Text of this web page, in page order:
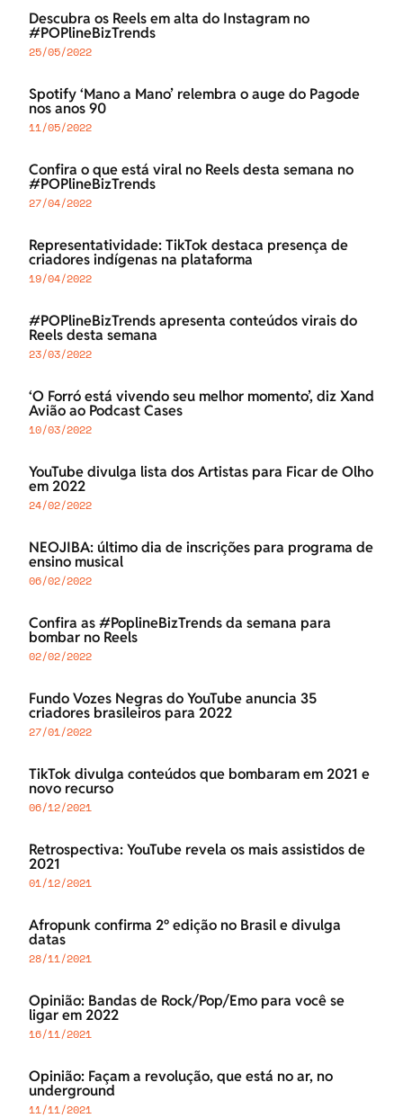
Descubra os Reels em alta do Instagram no
#POPlineBizTrends
25/05/2022
Spotify ‘Mano a Mano’ relembra o auge do Pagode
nos anos 90
11/05/2022
Confira o que está viral no Reels desta semana no
#POPlineBizTrends
27/04/2022
Representatividade: TikTok destaca presença de
criadores indígenas na plataforma
19/04/2022
#POPlineBizTrends apresenta conteúdos virais do
Reels desta semana
23/03/2022
‘O Forró está vivendo seu melhor momento’, diz Xand
Avião ao Podcast Cases
10/03/2022
YouTube divulga lista dos Artistas para Ficar de Olho
em 2022
24/02/2022
NEOJIBA: último dia de inscrições para programa de
ensino musical
06/02/2022
Confira as #PoplineBizTrends da semana para
bombar no Reels
02/02/2022
Fundo Vozes Negras do YouTube anuncia 35
criadores brasileiros para 2022
27/01/2022
TikTok divulga conteúdos que bombaram em 2021 e
novo recurso
06/12/2021
Retrospectiva: YouTube revela os mais assistidos de
2021
01/12/2021
Afropunk confirma 2º edição no Brasil e divulga
datas
28/11/2021
Opinião: Bandas de Rock/Pop/Emo para você se
ligar em 2022
16/11/2021
Opinião: Façam a revolução, que está no ar, no
underground
11/11/2021